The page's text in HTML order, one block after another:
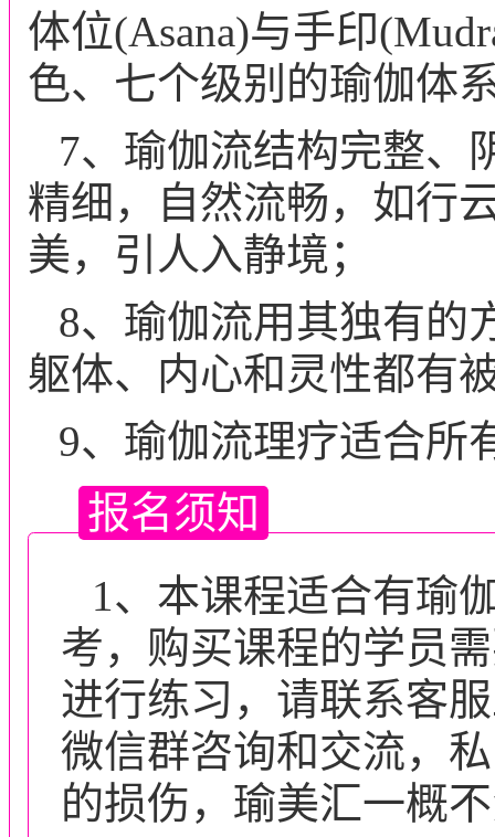
体位(Asana)与手印
色、七个级别的瑜伽体
7、瑜伽流结构完整、
精细，自然流畅，如行
美，引人入静境；
8、瑜伽流用其独有的
躯体、内心和灵性都有
9、瑜伽流理疗适合所
报名须知
1、本课程适合有瑜
考，购买课程的学员
进行练习，请联系客
微信群咨询和交流，
的损伤，瑜美汇一概